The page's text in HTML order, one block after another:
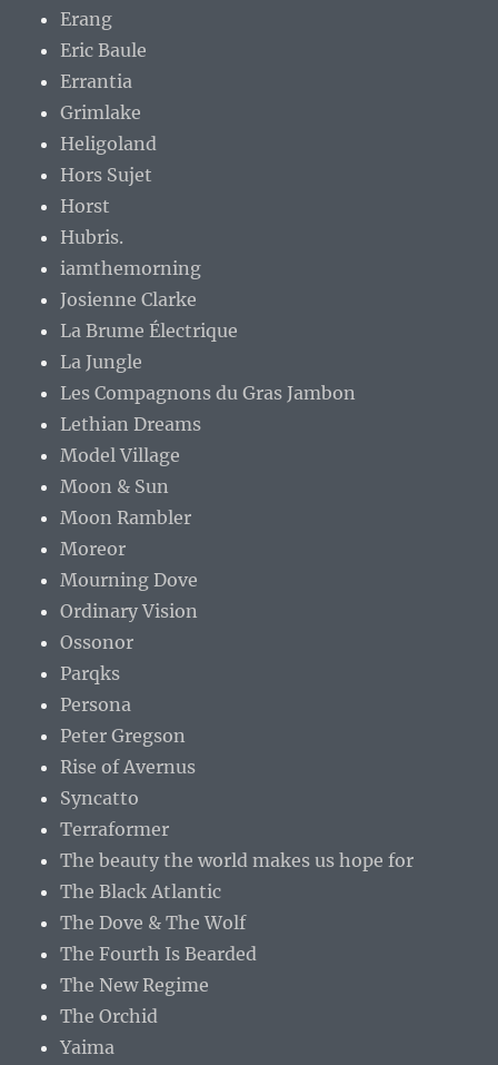
Erang
Eric Baule
Errantia
Grimlake
Heligoland
Hors Sujet
Horst
Hubris.
iamthemorning
Josienne Clarke
La Brume Électrique
La Jungle
Les Compagnons du Gras Jambon
Lethian Dreams
Model Village
Moon & Sun
Moon Rambler
Moreor
Mourning Dove
Ordinary Vision
Ossonor
Parqks
Persona
Peter Gregson
Rise of Avernus
Syncatto
Terraformer
The beauty the world makes us hope for
The Black Atlantic
The Dove & The Wolf
The Fourth Is Bearded
The New Regime
The Orchid
Yaima